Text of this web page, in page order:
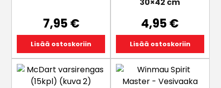
7,95€
Lisää ostoskoriin
4,95€
Lisää ostoskoriin